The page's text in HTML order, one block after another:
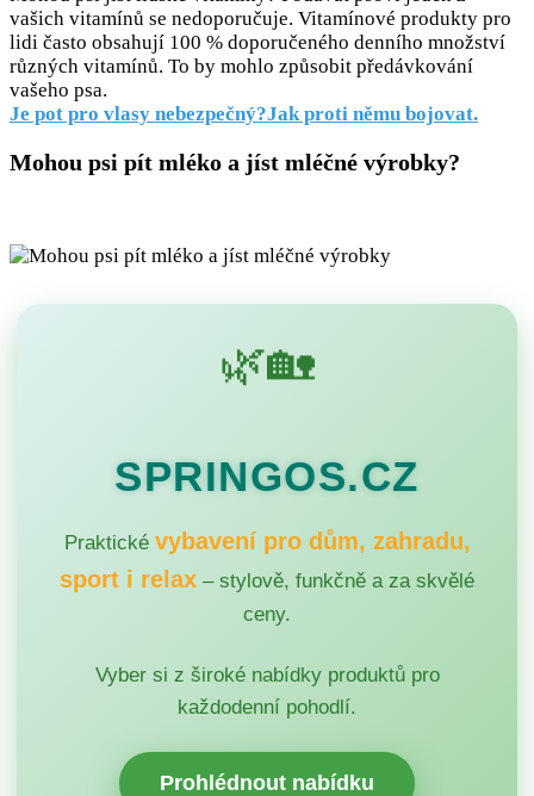
vašich vitamínů se nedoporučuje. Vitamínové produkty pro
lidi často obsahují 100 % doporučeného denního množství
různých vitamínů. To by mohlo způsobit předávkování
vašeho psa.
Je pot pro vlasy nebezpečný?Jak proti němu bojovat.
Mohou psi pít mléko a jíst mléčné výrobky?
🌿🏡
SPRINGOS.CZ
Praktické vybavení pro dům, zahradu,
sport i relax – stylově, funkčně a za skvělé
ceny.
Vyber si z široké nabídky produktů pro
každodenní pohodlí.
Prohlédnout nabídku